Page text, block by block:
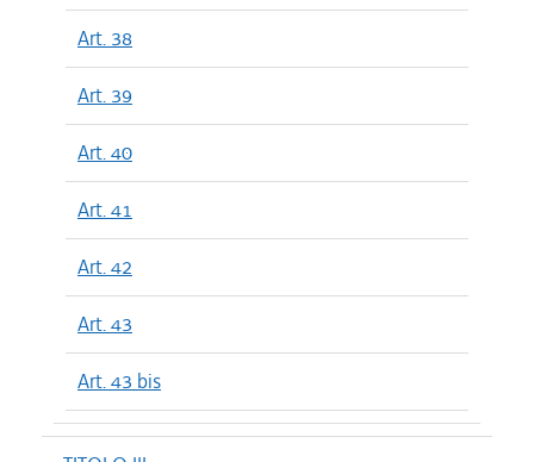
Art. 38
Art. 39
Art. 40
Art. 41
Art. 42
Art. 43
Art. 43 bis